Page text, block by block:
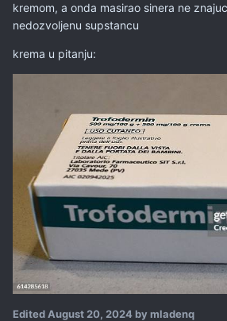
kremom, a onda masirao sinera ne
nedozvoljenu supstancu
krema u pitanju:
Edited August 20, 2024 by mladenq